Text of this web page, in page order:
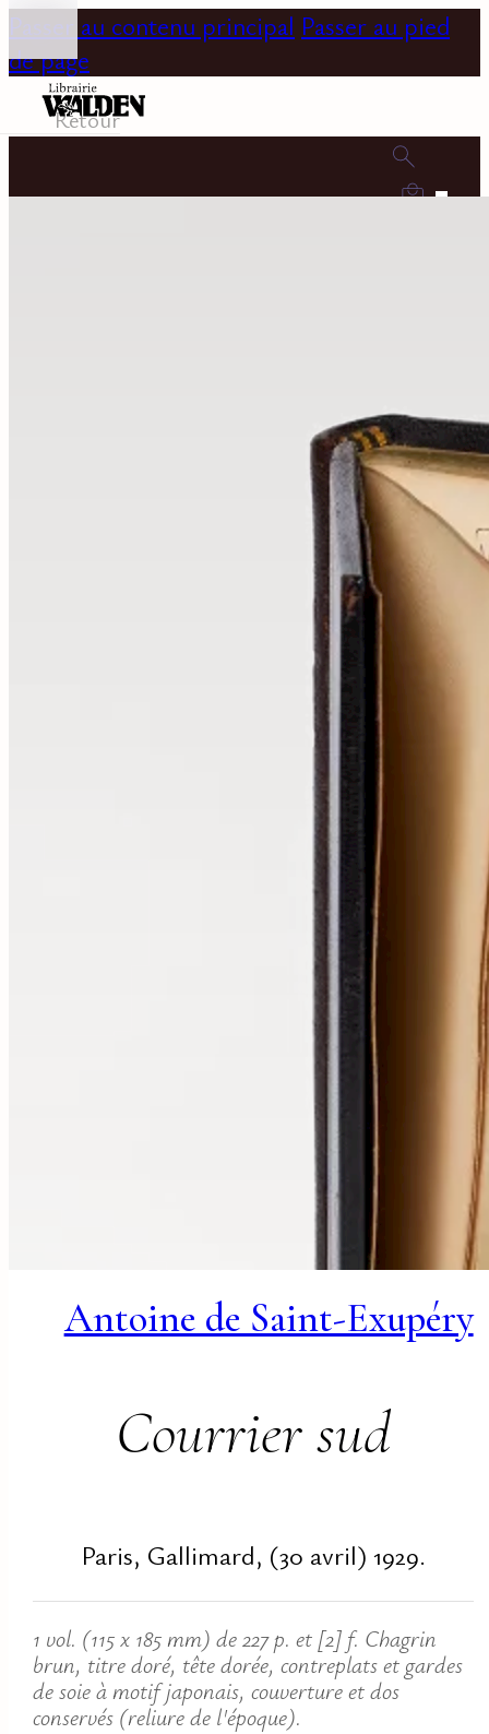
Passer au contenu principal Passer au pied
de page
0
Antoine de Saint-Exupéry
Courrier sud
Paris, Gallimard, (30 avril) 1929.
1 vol. (115 x 185 mm) de 227 p. et [2] f. Chagrin
brun, titre doré, tête dorée, contreplats et gardes
de soie à motif japonais, couverture et dos
conservés (reliure de l'époque).
Retour